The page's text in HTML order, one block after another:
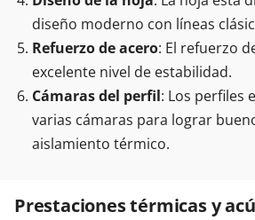
diseño moderno con líneas
Refuerzo de acero: El refuerzo
excelente nivel de estabilidad.
Cámaras del perfil: Los perfiles
varias cámaras para lograr
aislamiento térmico.
Prestaciones térmicas y